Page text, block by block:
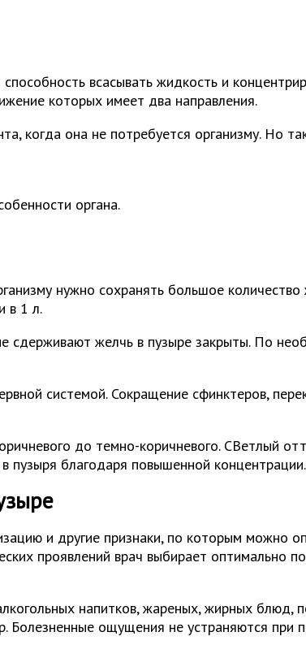
всасывать жидкость и
которых имеет два направления.
когда она не потребуется организму. Но
органа.
нужно сохранять большое
в 1 л.
сдерживают желчь в пузыре закрыты. По
системой. Сокращение сфинктеров,
до темно-коричневого. СВетлый
пузыря благодаря повышенной концентрации.
и другие признаки, по которым можно
проявлений врач выбирает оптимально
напитков, жареных, жирных блюд,
ощущения не устраняются при